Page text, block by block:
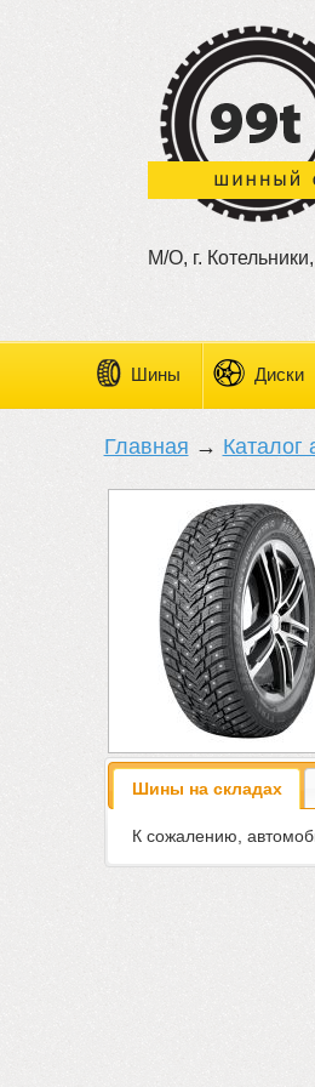
М/О, г.
Шины Диски
Главная → Каталог
Шины на складах
К сожалению,